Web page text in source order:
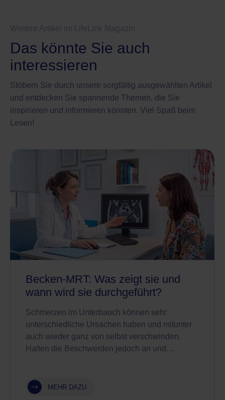
Das könnte Sie auch
interessieren
Stöbern Sie durch unsere sorgfältig ausgewählten Artikel
und entdecken Sie spannende Themen, die Sie
inspirieren und informieren könnten. Viel Spaß beim
Lesen!
Becken-MRT: Was zeigt sie und
wann wird sie durchgeführt?
Schmerzen im Unterbauch können sehr
unterschiedliche Ursachen haben und mitunter
auch wieder ganz von selbst verschwinden.
Halten die Beschwerden jedoch an und…
MEHR DAZU